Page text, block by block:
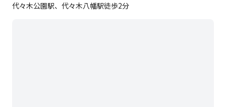
代々木公園駅、代々木八幡駅徒歩2分